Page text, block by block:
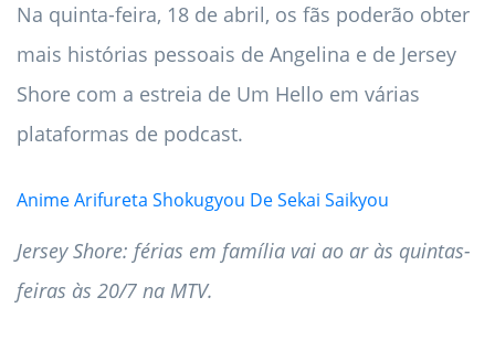
Na quinta-feira, 18 de abril, os fãs poderão obter
mais histórias pessoais de Angelina e de Jersey
Shore com a estreia de Um Hello em várias
plataformas de podcast.
Anime Arifureta Shokugyou De Sekai Saikyou
Jersey Shore: férias em família vai ao ar às quintas-
feiras às 20/7 na MTV.